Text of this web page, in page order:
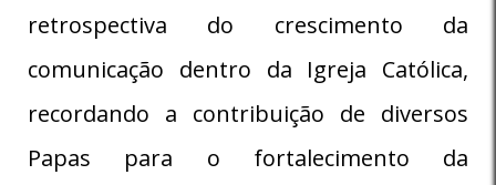
retrospectiva do crescimento da
comunicação dentro da Igreja Católica,
recordando a contribuição de diversos
Papas para o fortalecimento da